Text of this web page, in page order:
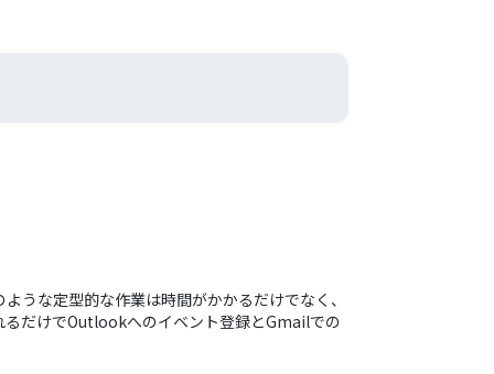
うな定型的な作業は時間がかかるだけでなく、
るだけでOutlookへのイベント登録とGmailでの